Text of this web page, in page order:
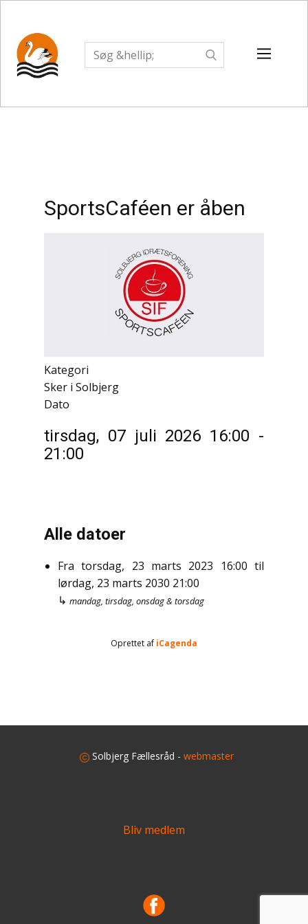
SportsCaféen er åben
Kategori
Sker i Solbjerg
Dato
tirsdag, 07 juli 2026 16:00 -
21:00
Alle datoer
Fra torsdag, 23 marts 2023 16:00 til
lørdag, 23 marts 2030 21:00
↳ mandag, tirsdag, onsdag & torsdag
Oprettet af iCagenda
Solbjerg Fællesråd - webmaster
Bliv medlem